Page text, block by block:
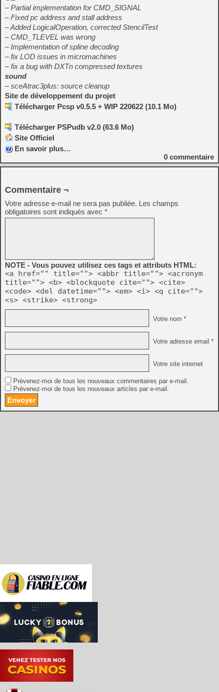
– Partial implementation for CMD_SIGNAL
– Fixed pc address and stall address
– Added LogicalOperation, corrected StencilTest
– CMD_TLEVEL was wrong
– Implementation of spline decoding
– fix LOD issues in micromachines
– fix a bug with DXTn compressed textures
sound
– sceAtrac3plus: source cleanup
Site de développement du projet
Télécharger Pcsp v0.5.5 + WIP 220622 (10.1 Mo)
Télécharger PSPudb v2.0 (63.6 Mo)
Site Officiel
En savoir plus…
0 commentaire
Commentaire ¬
Votre adresse e-mail ne sera pas publiée. Les champs
obligatoires sont indiqués avec *
NOTE - Vous pouvez utilisez ces tags et attributs HTML:
<a href="" title=""> <abbr title=""> <acronym
title=""> <b> <blockquote cite=""> <cite>
<code> <del datetime=""> <em> <i> <q cite="">
<s> <strike> <strong>
Votre nom *
Votre adresse email *
Votre site internet
Prévenez-moi de tous les nouveaux commentaires par e-mail.
Prévenez-moi de tous les nouveaux articles par e-mail.